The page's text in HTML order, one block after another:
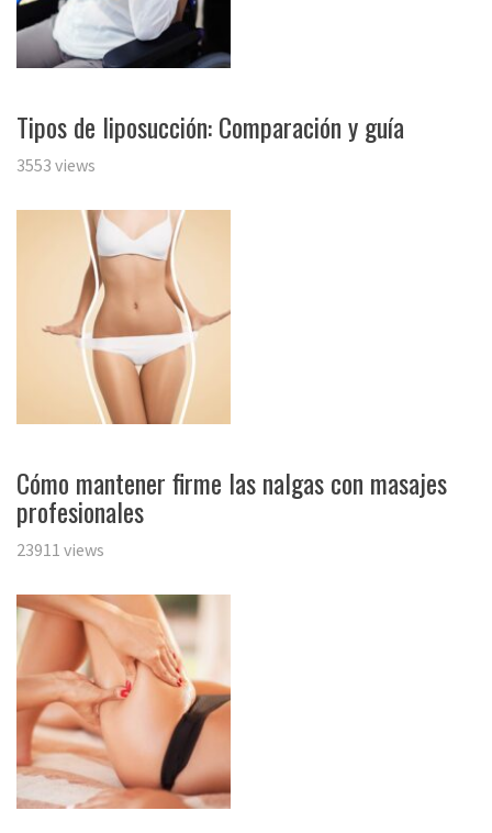
Tipos de liposucción: Comparación y guía
3553 views
Cómo mantener firme las nalgas con masajes
profesionales
23911 views